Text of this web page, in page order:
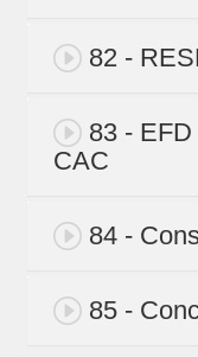
82 -
83 -
CAC
84 -
85 -